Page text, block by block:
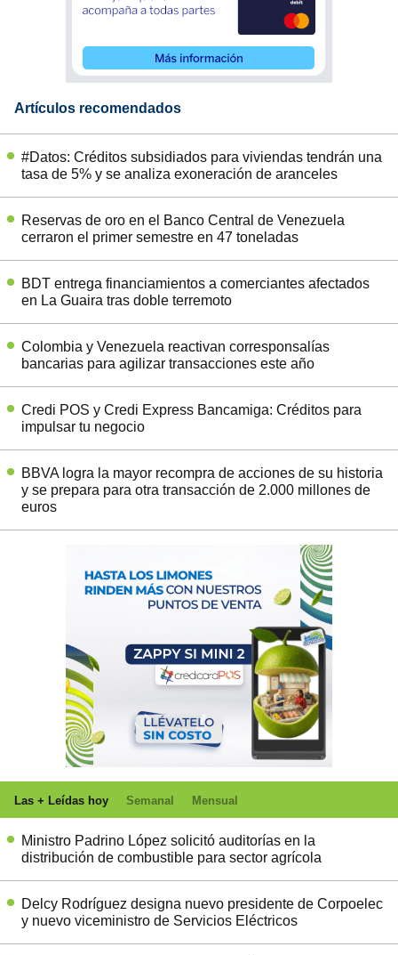
Artículos recomendados
#Datos: Créditos subsidiados para viviendas tendrán una
tasa de 5% y se analiza exoneración de aranceles
Reservas de oro en el Banco Central de Venezuela
cerraron el primer semestre en 47 toneladas
BDT entrega financiamientos a comerciantes afectados
en La Guaira tras doble terremoto
Colombia y Venezuela reactivan corresponsalías
bancarias para agilizar transacciones este año
Credi POS y Credi Express Bancamiga: Créditos para
impulsar tu negocio
BBVA logra la mayor recompra de acciones de su historia
y se prepara para otra transacción de 2.000 millones de
euros
Las + Leídas hoy Semanal Mensual
Ministro Padrino López solicitó auditorías en la
distribución de combustible para sector agrícola
Delcy Rodríguez designa nuevo presidente de Corpoelec
y nuevo viceministro de Servicios Eléctricos